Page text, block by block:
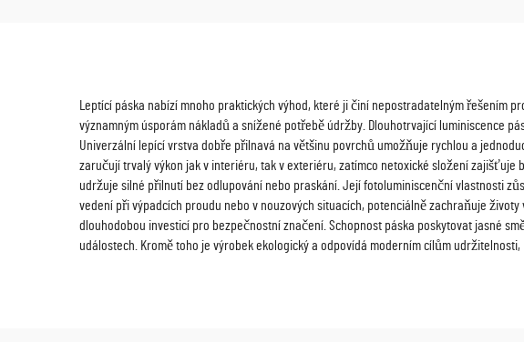
Leptící páska nabízí mnoho praktických výhod, které ji činí nepostradatelným řešením
významným úsporám nákladů a snížené potřebě údržby. Dlouhotrvající luminiscence
Univerzální lepící vrstva dobře přilnavá na většinu povrchů umožňuje rychlou a
zaručují trvalý výkon jak v interiéru, tak v exteriéru, zatímco netoxické složení
udržuje silné přilnutí bez odlupování nebo praskání. Její fotoluminiscenční vlastnosti
vedení při výpadcích proudu nebo v nouzových situacích, potenciálně zachraňuje
dlouhodobou investicí pro bezpečnostní značení. Schopnost páska poskytovat jasné
událostech. Kromě toho je výrobek ekologický a odpovídá moderním cílům